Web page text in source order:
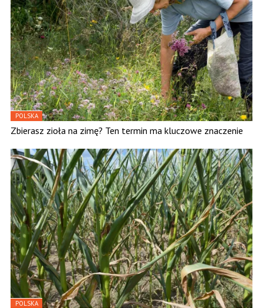
POLSKA
Zbierasz zioła na zimę? Ten termin ma kluczowe znaczenie
POLSKA